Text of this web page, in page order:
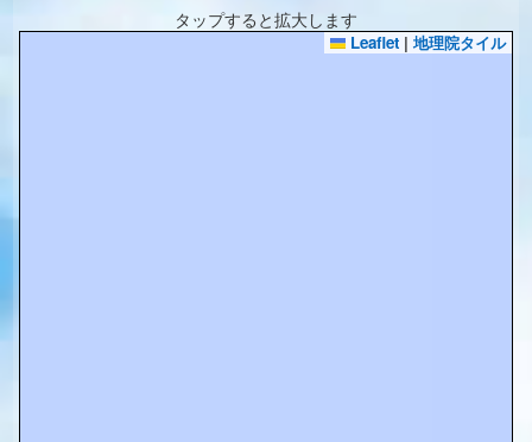
タップすると拡大します
Leaflet | 地理院タイル